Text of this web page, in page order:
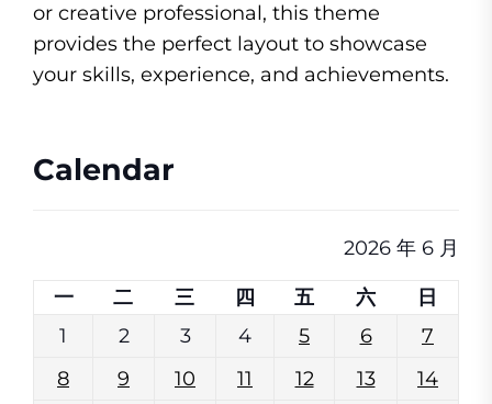
or creative professional, this theme
provides the perfect layout to showcase
your skills, experience, and achievements.
Calendar
2026 年 6 月
一 二 三 四 五 六
日
1
2 3 4 5 6
7
8
9 10 11 12 13
14